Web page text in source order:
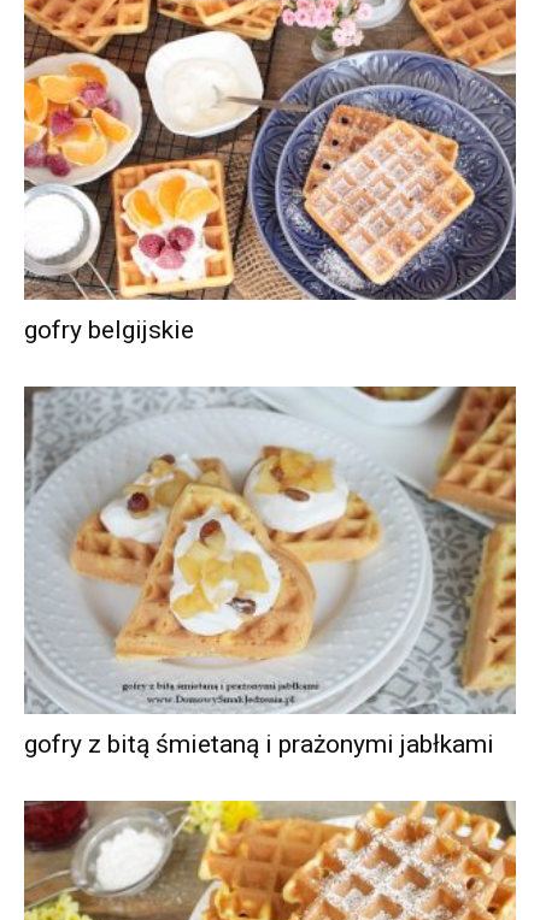
gofry belgijskie
gofry z bitą śmietaną i prażonymi jabłkami